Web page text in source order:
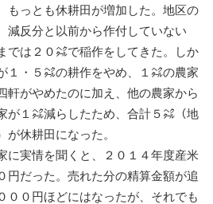
もっとも休耕田が増加した。地区の
減反分と以前から作付していない
では２０㌶で稲作をしてきた。しか
１・５㌶の耕作をやめ、１㌶の農家
軒がやめたのに加え、他の農家から
が１㌶減らしたため、合計５㌶（地
が休耕田になった。
実情を聞くと、２０１４年度産米
円だった。売れた分の精算金額が追
００円ほどにはなったが、それでも